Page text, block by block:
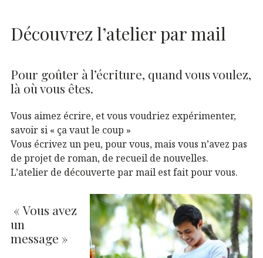
Découvrez l’atelier par mail
Pour goûter à l’écriture, quand vous voulez,
là où vous êtes.
Vous aimez écrire, et vous voudriez expérimenter,
savoir si « ça vaut le coup »
Vous écrivez un peu, pour vous, mais vous n’avez pas
de projet de roman, de recueil de nouvelles.
L’atelier de découverte par mail est fait pour vous.
« Vous avez
un
message »